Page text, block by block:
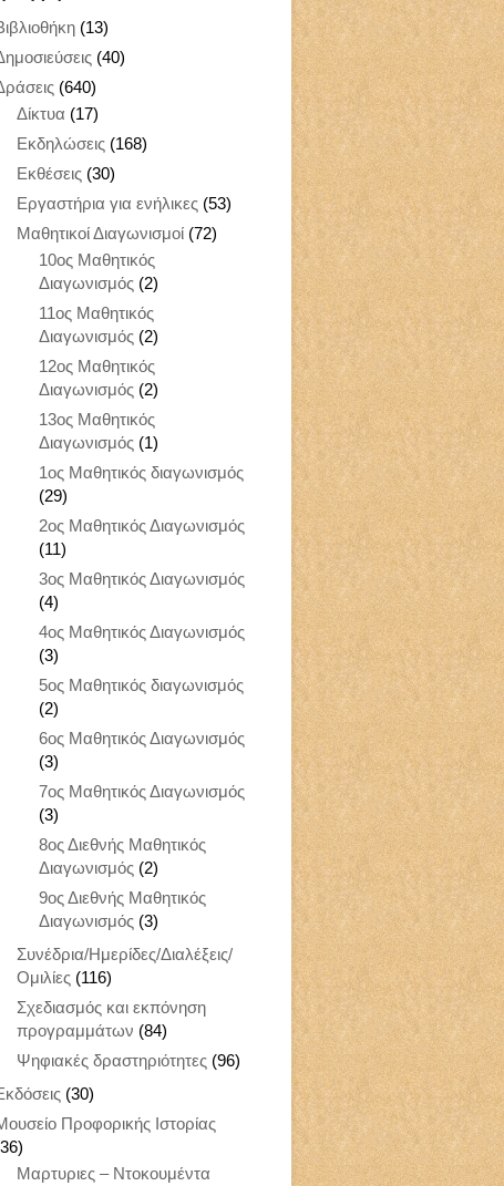
(13)
(40)
(640)
Δίκτυα (17)
Εκδηλώσεις (168)
Εκθέσεις (30)
Εργαστήρια για ενήλικες (53)
Μαθητικοί Διαγωνισμοί (72)
10ος Μαθητικός
Διαγωνισμός (2)
11ος Μαθητικός
Διαγωνισμός (2)
12ος Μαθητικός
Διαγωνισμός (2)
13ος Μαθητικός
Διαγωνισμός (1)
1ος Μαθητικός διαγωνισμός
(29)
2ος Μαθητικός Διαγωνισμός
(11)
3ος Μαθητικός Διαγωνισμός
(4)
4ος Μαθητικός Διαγωνισμός
(3)
5ος Μαθητικός διαγωνισμός
(2)
6ος Μαθητικός Διαγωνισμός
(3)
7ος Μαθητικός Διαγωνισμός
(3)
8ος Διεθνής Μαθητικός
Διαγωνισμός (2)
9ος Διεθνής Μαθητικός
Διαγωνισμός (3)
Συνέδρια/Ημερίδες/Διαλέξεις/
Ομιλίες (116)
Σχεδιασμός και εκπόνηση
προγραμμάτων (84)
Ψηφιακές δραστηριότητες (96)
(30)
Προφορικής Ιστορίας
Μαρτυριες – Ντοκουμέντα